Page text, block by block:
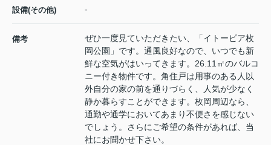
設備(その他) -
備考
ぜひ一度見ていただきたい、「イトーピア枚
岡公園」です。通風良好なので、いつでも新
鮮な空気がはいってきます。26.11㎡のバルコ
ニー付き物件です。角住戸は用事のある人以
外自分の家の前を通りづらく、人気が少なく
静か暮らすことができます。枚岡周辺なら、
通勤や通学においてあまり不便さを感じない
でしょう。さらにご希望の条件があれば、当
社にお聞かせ下さい。